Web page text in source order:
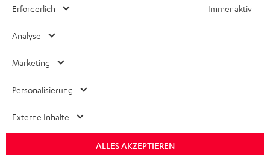
BLUETOOTH-LAUTSPRECHER
KOPFHÖRER
BLUETOOTH-KOPFHÖRER
STEREOANLAGEN
LAUTSPRECHER
PARTNERPROGRAMM
BLOG
SCHWEIZ
NIEDERLANDE
FRANKREICH
Erforderlich Immer aktiv
Analyse
Marketing
Personalisierung
Externe Inhalte
ALLES AKZEPTIEREN